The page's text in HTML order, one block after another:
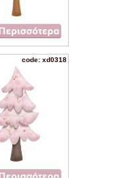
code: xd0318